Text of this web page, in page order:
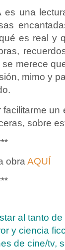
una
es real y
merece
mimo y
sobre
obraAQUÍ
al tanto
y ciencia
de cine/tv,